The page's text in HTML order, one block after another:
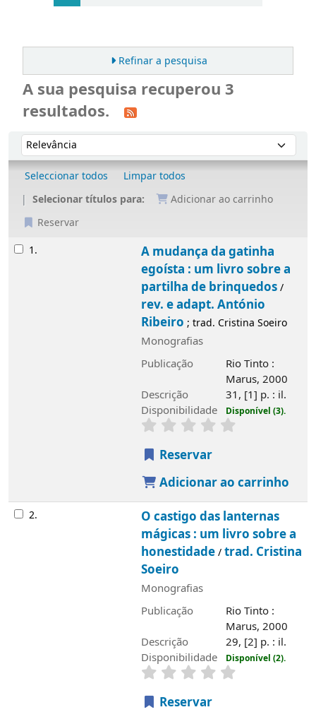
Refinar a pesquisa
A sua pesquisa recuperou 3
resultados.
Ordenar
Ordenar por:
Seleccionar todos
Limpar todos
Selecionar títulos para:
Adicionar ao carrinho
Reservar
Resultados
1.
A mudança da gatinha
egoísta : um livro sobre a
partilha de brinquedos/
rev. e adapt. António
Ribeiro ; trad. Cristina Soeiro
Monografias
Publicação
Rio Tinto :
Marus, 2000
Descrição
31, [1] p. : il.
Disponibilidade
Disponível (3).
Reservar
Adicionar ao carrinho
2.
O castigo das lanternas
mágicas : um livro sobre a
honestidade/trad. Cristina
Soeiro
Monografias
Publicação
Rio Tinto :
Marus, 2000
Descrição
29, [2] p. : il.
Disponibilidade
Disponível (2).
Reservar